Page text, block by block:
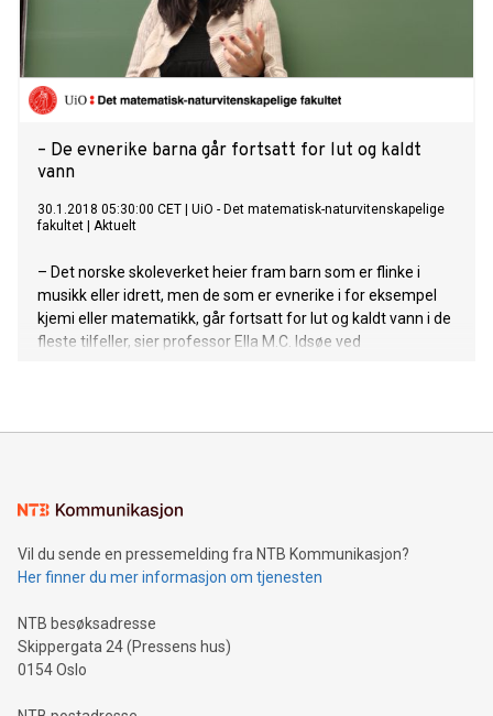
– De evnerike barna går fortsatt for lut og kaldt
vann
30.1.2018 05:30:00 CET
UiO - Det matematisk-naturvitenskapelige
fakultet
Aktuelt
– Det norske skoleverket heier fram barn som er flinke i
musikk eller idrett, men de som er evnerike i for eksempel
kjemi eller matematikk, går fortsatt for lut og kaldt vann i de
fleste tilfeller, sier professor Ella M.C. Idsøe ved
Vil du sende en pressemelding fra NTB Kommunikasjon?
Her finner du mer informasjon om tjenesten
NTB besøksadresse
Skippergata 24 (Pressens hus)
0154 Oslo